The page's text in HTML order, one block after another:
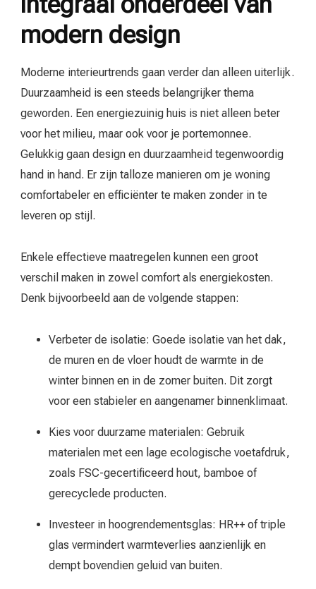
modern design
Moderne interieurtrends gaan verder dan alleen uiterlijk.
Duurzaamheid is een steeds belangrijker thema
geworden. Een energiezuinig huis is niet alleen beter
voor het milieu, maar ook voor je portemonnee.
Gelukkig gaan design en duurzaamheid tegenwoordig
hand in hand. Er zijn talloze manieren om je woning
comfortabeler en efficiënter te maken zonder in te
leveren op stijl.
Enkele effectieve maatregelen kunnen een groot
verschil maken in zowel comfort als energiekosten.
Denk bijvoorbeeld aan de volgende stappen:
Verbeter de isolatie: Goede isolatie van het dak,
de muren en de vloer houdt de warmte in de
winter binnen en in de zomer buiten. Dit zorgt
voor een stabieler en aangenamer binnenklimaat.
Kies voor duurzame materialen: Gebruik
materialen met een lage ecologische voetafdruk,
zoals FSC-gecertificeerd hout, bamboe of
gerecyclede producten.
Investeer in hoogrendementsglas: HR++ of triple
glas vermindert warmteverlies aanzienlijk en
dempt bovendien geluid van buiten.